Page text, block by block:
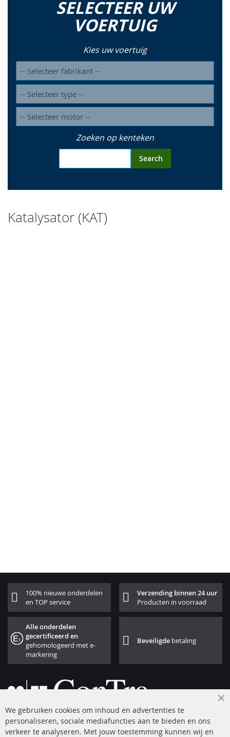
SELECTEER UW
VOERTUIG
Kies uw voertuig
Zoeken op kenteken
Search
Katalysator (KAT)
100% nieuwe onderdelen
en TOP service
Verzending binnen 24 uur
Producten in voorraad
Alle onderdelen
gecertificeerd en
gehomologeerd met e-
markering
Beveiligde betaling
+49 (0) 4533 799 00 0
We gebruiken cookies om inhoud en advertenties te
personaliseren, sociale mediafuncties aan te bieden en ons
verkeer te analyseren. Met jouw toestemming kunnen wij en